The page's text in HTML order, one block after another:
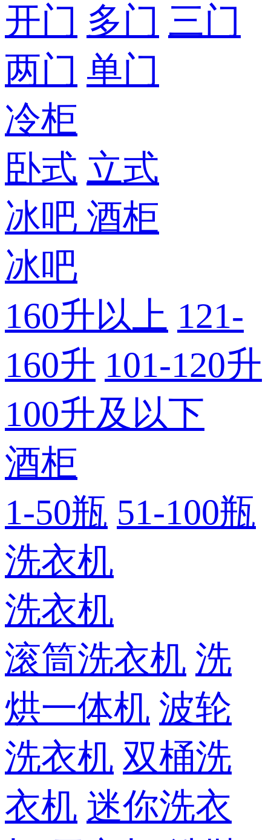
开门 多门 三门
两门 单门
冷柜
卧式 立式
冰吧 酒柜
冰吧
160升以上 121-
160升 101-120升
100升及以下
酒柜
1-50瓶 51-100瓶
洗衣机
洗衣机
滚筒洗衣机 洗
烘一体机 波轮
洗衣机 双桶洗
衣机 迷你洗衣